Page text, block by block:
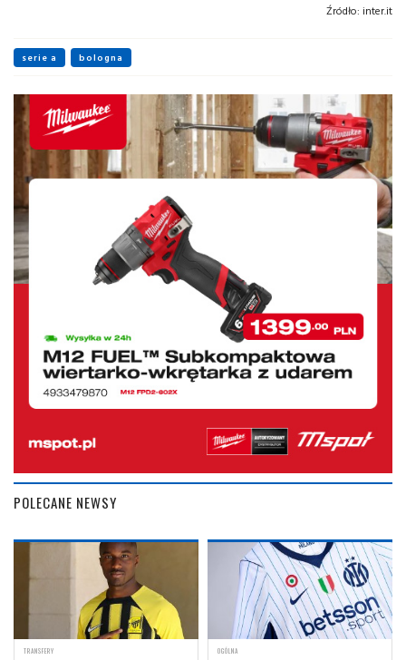
Źródło: inter.it
serie a bologna
POLECANE NEWSY
TRANSFERY OGÓLNA